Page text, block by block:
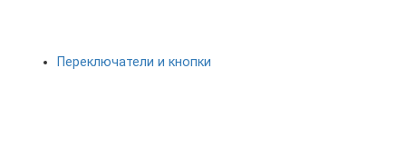
Переключатели и кнопки